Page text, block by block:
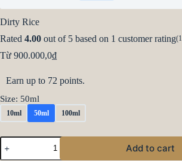
Dirty Rice
Rated 4.00 out of 5 based on 1 customer rating(1
Từ 900.000,0₫
Earn up to 72 points.
Size: 50ml
10ml 50ml 100ml
Add to cart